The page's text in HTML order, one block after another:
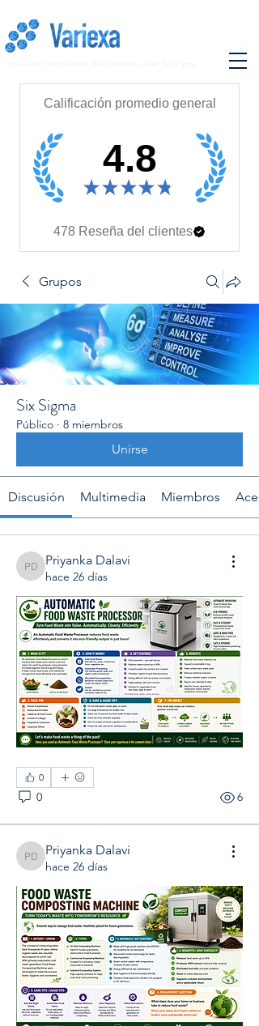
Calificación promedio general
4.8
★ ★ ★ ★ ★
478 Reseña del clientes
Grupos
Six Sigma
Público · 8 miembros
Unirse
Discusión Multimedia Miembros
Priyanka Dalavi
Priyanka Dalavi
hace 26 días
0
0 6
Priyanka Dalavi
Priyanka Dalavi
hace 26 días